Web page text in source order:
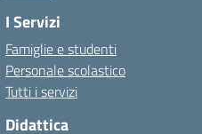
I Servizi
Famiglie e studenti
Personale scolastico
Tutti i servizi
Didattica